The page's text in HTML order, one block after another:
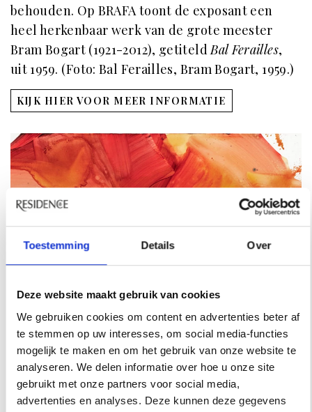
Toestemming Details Over
Deze website maakt gebruik van cookies
We gebruiken cookies om content en advertenties beter af
te stemmen op uw interesses, om social media-functies
mogelijk te maken en om het gebruik van onze website te
analyseren. We delen informatie over hoe u onze site
gebruikt met onze partners voor social media,
advertenties en analyses. Deze kunnen deze gegevens
behouden. Op BRAFA toont de exposant een
heel herkenbaar werk van de grote meester
Bram Bogart (1921-2012), getiteld Bal Ferailles,
uit 1959. (Foto: Bal Ferailles, Bram Bogart, 1959.)
KIJK HIER VOOR MEER INFORMATIE